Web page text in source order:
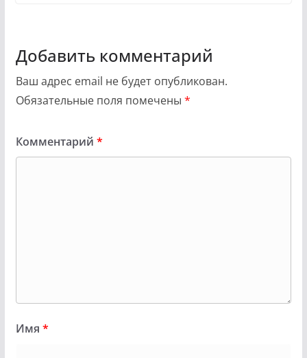
Добавить комментарий
Ваш адрес email не будет опубликован.
Обязательные поля помечены *
Комментарий *
Имя *